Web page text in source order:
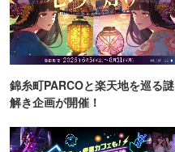
錦糸町PARCOと楽天地を巡る謎
解き企画が開催！